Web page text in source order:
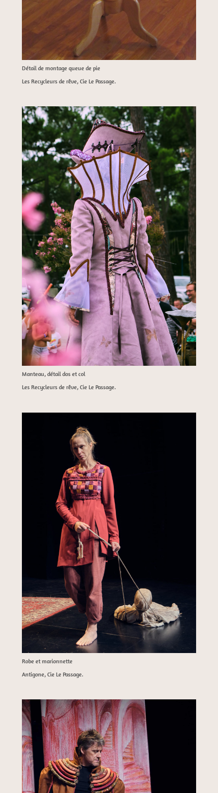
Détail de montage queue de pie
Les Recycleurs de rêve, Cie Le Passage.
Manteau, détail dos et col
Les Recycleurs de rêve, Cie Le Passage.
Robe et marionnette
Antigone, Cie Le Passage.